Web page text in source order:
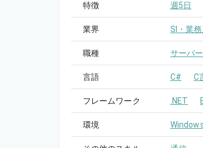
特徴 週5日
業界 SI・業務
職種 サーバ
言語 C# C
フレームワーク .NET
環境